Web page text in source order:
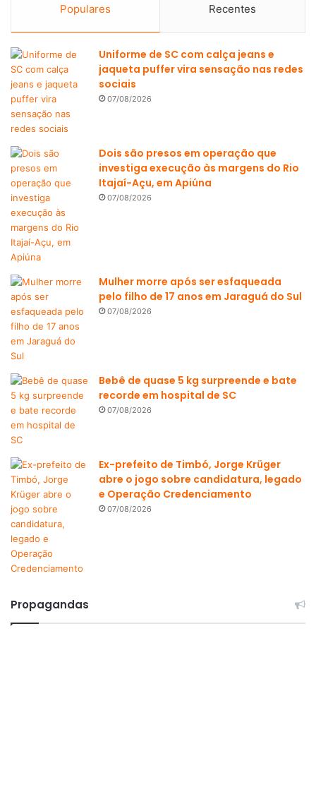
Populares Recentes
Uniforme de SC com calça jeans e
jaqueta puffer vira sensação nas redes
sociais
07/08/2026
Dois são presos em operação que
investiga execução às margens do Rio
Itajaí-Açu, em Apiúna
07/08/2026
Mulher morre após ser esfaqueada
pelo filho de 17 anos em Jaraguá do Sul
07/08/2026
Bebê de quase 5 kg surpreende e bate
recorde em hospital de SC
07/08/2026
Ex-prefeito de Timbó, Jorge Krüger
abre o jogo sobre candidatura, legado
e Operação Credenciamento
07/08/2026
Propagandas